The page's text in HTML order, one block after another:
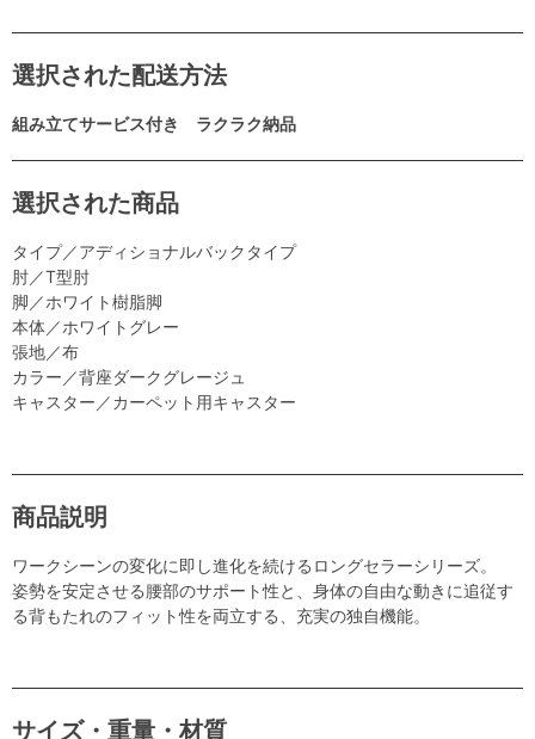
選択された配送方法
組み立てサービス付き ラクラク納品
選択された商品
タイプ／アディショナルバックタイプ
肘／T型肘
脚／ホワイト樹脂脚
本体／ホワイトグレー
張地／布
カラー／背座ダークグレージュ
キャスター／カーペット用キャスター
商品説明
ワークシーンの変化に即し進化を続けるロングセラーシリーズ。
姿勢を安定させる腰部のサポート性と、身体の自由な動きに追従す
る背もたれのフィット性を両立する、充実の独自機能。
サイズ・重量・材質